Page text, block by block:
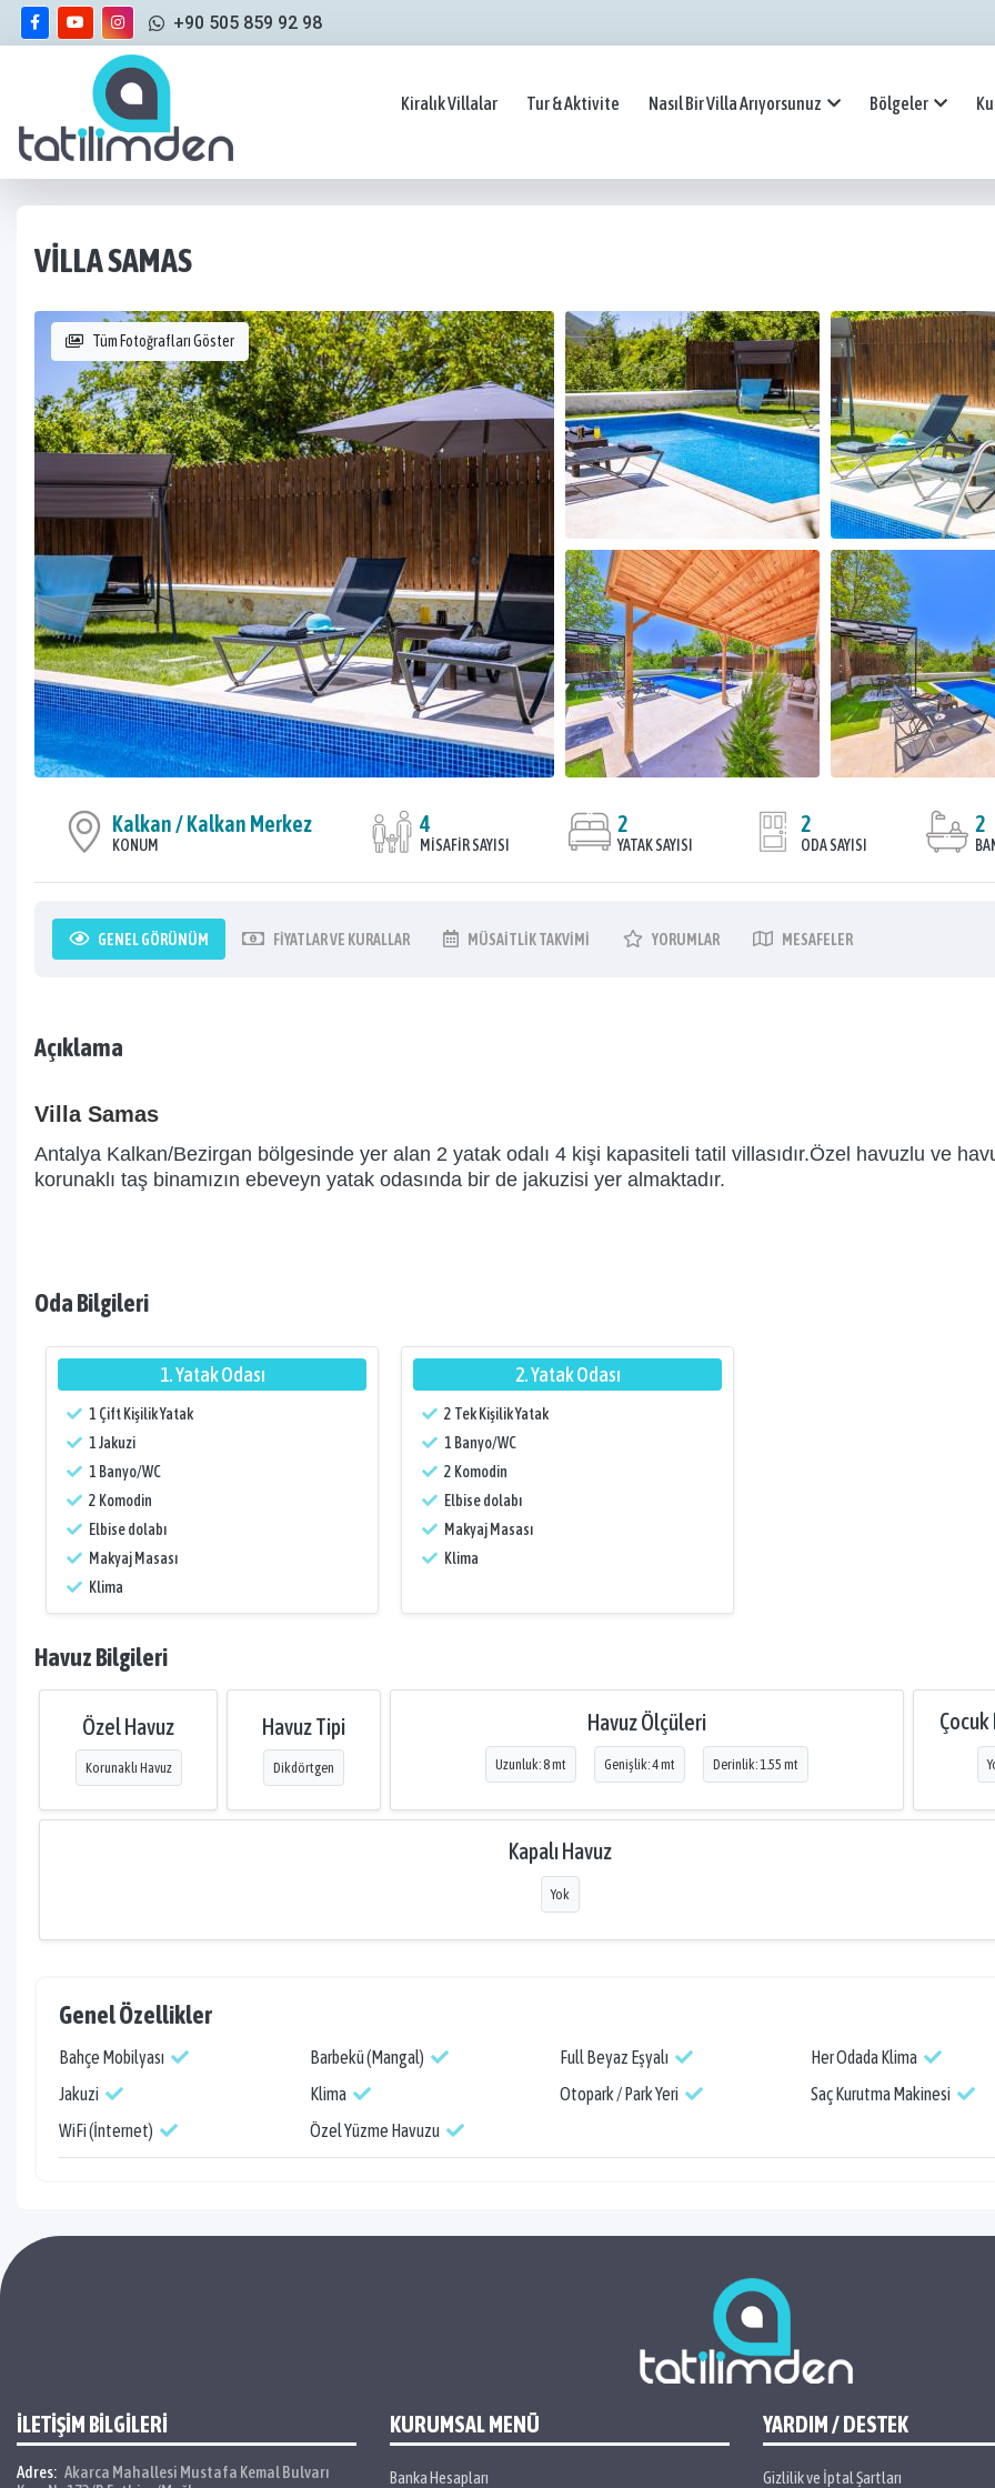
+90 505 859 92 98
Kiralık Villalar Tur & Aktivite Nasıl Bir Villa Arıyorsunuz Bölgeler
VILLA SAMAS
Tüm Fotoğrafları Göster
Kalkan / Kalkan Merkez
KONUM
4
MISAFIR SAYISI
2
YATAK SAYISI
2
ODA SAYISI
2
GENELGÖRÜNÜM FIYATLARVE KURALLAR MÜSAITLIKTAKVIMI YORUMLAR MESAFELER
Açıklama
Villa Samas
Antalya Kalkan/Bezirgan bölgesinde yer alan 2 yatak odalı 4 kişi kapasiteli tatil villasıdır.Özel havuzlu ve
korunaklı taş binamızın ebeveyn yatak odasında bir de jakuzisi yer almaktadır.
Oda Bilgileri
1. Yatak Odası
1 Çift Kişilik Yatak
1 Jakuzi
1 Banyo/WC
2 Komodin
Elbise dolabı
Makyaj Masası
Klima
2. Yatak Odası
2 Tek Kişilik Yatak
1 Banyo/WC
2 Komodin
Elbise dolabı
Makyaj Masası
Klima
Havuz Bilgileri
Özel Havuz
Korunaklı Havuz
Havuz Tipi
Dikdörtgen
Havuz Ölçüleri
Uzunluk: 8 mt Genişlik: 4 mt Derinlik: 1.55 mt
Çocuk
Kapalı Havuz
Yok
Genel Özellikler
Bahçe Mobilyası Barbekü (Mangal) Full Beyaz Eşyalı
Her Odada Klima
Jakuzi
Klima Otopark / Park Yeri
Saç Kurutma Makinesi
WiFi (İnternet)
Özel Yüzme Havuzu
İLETİŞİM BİLGİLERİ
Adres: Akarca Mahallesi Mustafa Kemal Bulvarı
KURUMSAL MENÜ
Banka Hesapları
YARDIM / DESTEK
Gizlilik ve İptal Şartları